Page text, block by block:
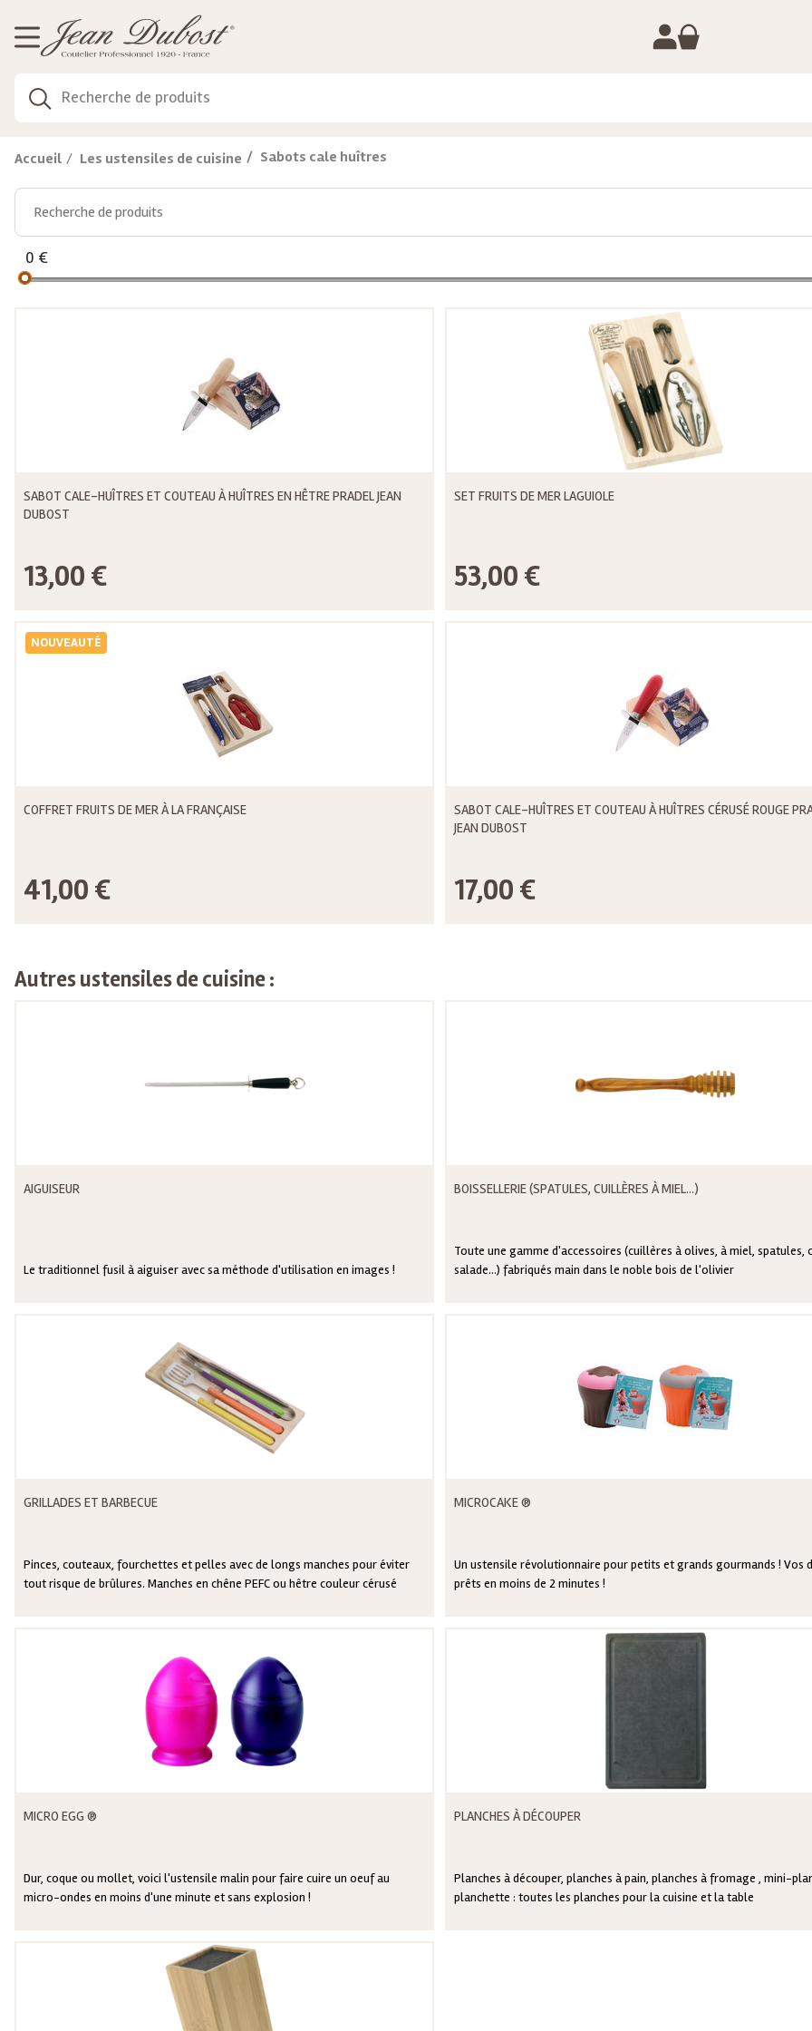
Accueil Les ustensiles de cuisine Sabots cale huîtres
0 €
SABOT CALE-HUÎTRES ET COUTEAU À HUÎTRES EN HÊTRE PRADEL JEAN
DUBOST
13,00 €
SET FRUITS DE MER LAGUIOLE
53,00 €
NOUVEAUTÉ
COFFRET FRUITS DE MER À LA FRANÇAISE
41,00 €
SABOT CALE-HUÎTRES ET COUTEAU À HUÎTRES CÉRUSÉ ROUGE
JEAN DUBOST
17,00 €
Autres ustensiles de cuisine :
AIGUISEUR
Le traditionnel fusil à aiguiser avec sa méthode d'utilisation en images !
BOISSELLERIE (SPATULES, CUILLÈRES À MIEL...)
Toute une gamme d'accessoires (cuillères à olives, à miel, spatules,
salade...) fabriqués main dans le noble bois de l'olivier
GRILLADES ET BARBECUE
Pinces, couteaux, fourchettes et pelles avec de longs manches pour éviter
tout risque de brûlures. Manches en chêne PEFC ou hêtre couleur cérusé
MICROCAKE ®
Un ustensile révolutionnaire pour petits et grands gourmands ! Vos
prêts en moins de 2 minutes !
MICRO EGG ®
Dur, coque ou mollet, voici l'ustensile malin pour faire cuire un oeuf au
micro-ondes en moins d'une minute et sans explosion !
PLANCHES À DÉCOUPER
Planches à découper, planches à pain, planches à fromage , mini-
planchette : toutes les planches pour la cuisine et la table
Gestion de vos préférences sur les cookies